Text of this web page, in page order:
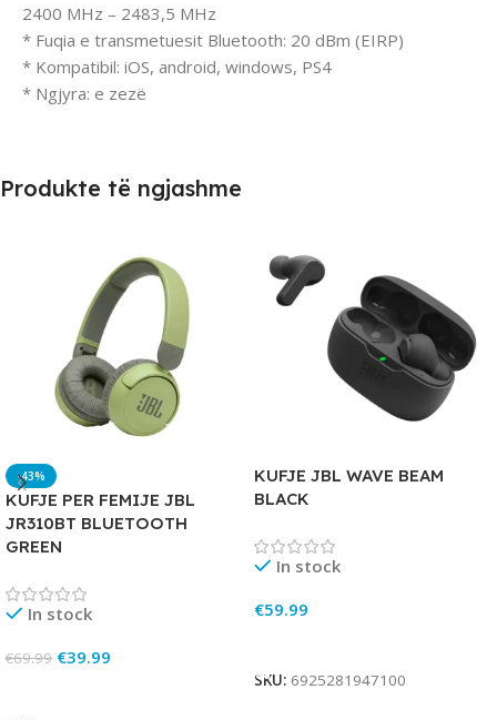
2400 MHz – 2483,5 MHz
* Fuqia e transmetuesit Bluetooth: 20 dBm (EIRP)
* Kompatibil: iOS, android, windows, PS4
* Ngjyra: e zezë
Produkte të ngjashme
-43%
KUFJE PER FEMIJE JBL
JR310BT BLUETOOTH
GREEN
In stock
€69.99 €39.99
KUFJE JBL WAVE BEAM
BLACK
In stock
€59.99
SKU: 6925281947100